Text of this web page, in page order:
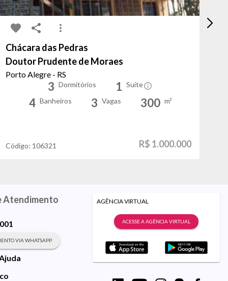
Chácara das Pedras
Doutor Prudente de Moraes
Porto Alegre - RS
3 Dormitórios 1 Suíte
4 Banheiros 3 Vagas 300 m²
Código: 106321 R$ 1.000.000
Atendimento
VIA WHATSAPP
AGÊNCIA VIRTUAL
ACESSE A AGÊNCIA VIRTUAL